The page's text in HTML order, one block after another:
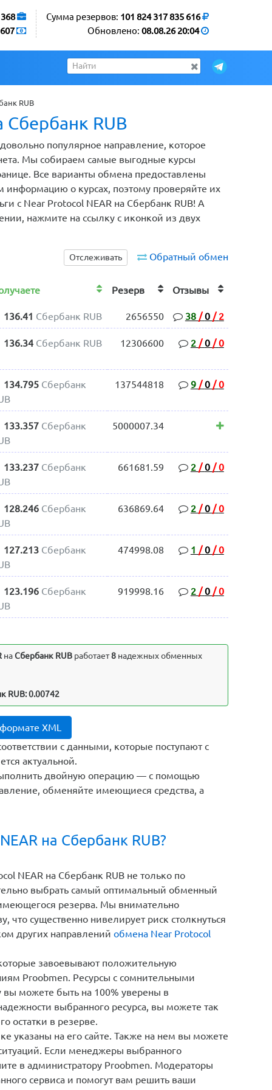
Сумма резервов: 101 824 317 835 616
Обновлено: 08.08.26 20:04
607
RUB
Сбербанк RUB
популярное направление, которое
Мы собираем самые выгодные курсы
Все варианты обмена предоставлены
о курсах, поэтому проверяйте их
с Near Protocol NEAR на Сбербанк RUB! А
нажмите на ссылку с иконкой из двух
Обратный обмен
Отслеживать
Резерв Отзывы
136.41 Сбербанк RUB 2656550 38 / 0 / 2
136.34 Сбербанк RUB 12306600 2 / 0 / 0
134.795 Сбербанк
137544818 9 / 0 / 0
133.357 Сбербанк
5000007.34
133.237 Сбербанк
661681.59 2 / 0 / 0
128.246 Сбербанк
636869.64 2 / 0 / 0
127.213 Сбербанк
474998.08 1 / 0 / 0
123.196 Сбербанк
919998.16 2 / 0 / 0
наСбербанк RUB работает8 надежных обменных
RUB: 0.00742
XML
с данными, которые поступают с
актуальной.
двойную операцию — с помощью
обменяйте имеющиеся средства, а
на Сбербанк RUB?
NEAR на Сбербанк RUB не только по
выбрать самый оптимальный обменный
резерва. Мы внимательно
существенно нивелирует риск столкнуться
других направлений обмена Near Protocol
завоевывают положительную
Proobmen. Ресурсы с сомнительными
вы можете быть на 100% уверены в
выбранного ресурса, вы можете так
остатки в резерве.
указаны на его сайте. Также на нем вы можете
Если менеджеры выбранного
в администратору Proobmen. Модераторы
сервиса и помогут вам решить ваши